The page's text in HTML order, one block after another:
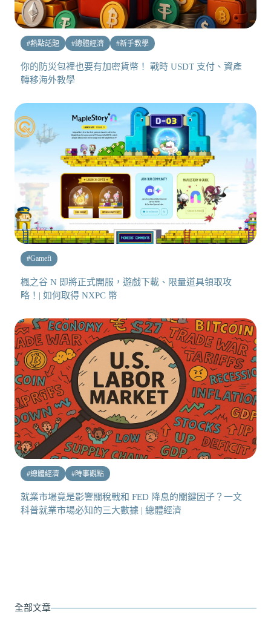
#熱點話題 #總體經濟 #新手教學
你的防災包裡也要有加密貨幣！ 戰時 USDT 支付、資產
轉移海外教學
#Gamefi
楓之谷 N 即將正式開服，遊戲下載、限量道具領取攻
略！| 如何取得 NXPC 幣
#總體經濟 #時事觀點
就業市場竟是影響關稅戰和 FED 降息的關鍵因子？一文
科普就業市場必知的三大數據 | 總體經濟
全部文章